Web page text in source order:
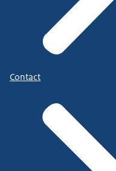
Contact